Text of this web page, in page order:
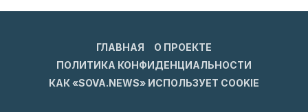
ГЛАВНАЯ
О ПРОЕКТЕ
ПОЛИТИКА КОНФИДЕНЦИАЛЬНОСТИ
КАК «SOVA.NEWS» ИСПОЛЬЗУЕТ COOKIE